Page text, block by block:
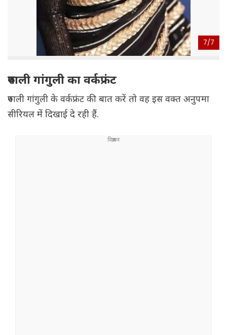
7/7
रुपाली गांगुली का वर्कफ्रंट
रुपाली गांगुली के वर्कफ्रंट की बात करें तो वह इस वक्त अनुपमा
सीरियल में दिखाई दे रही हैं.